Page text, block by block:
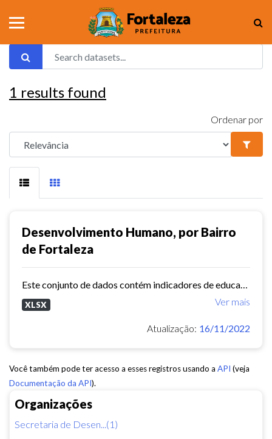
Organizações
Secretaria de Desen...(1)
1 results found
Ordenar por
Desenvolvimento Humano, por Bairro
de Fortaleza
Ver mais
XLSX
Atualização: 16/11/2022
Você também pode ter acesso a esses registros usando a API (veja
Documentação da API).